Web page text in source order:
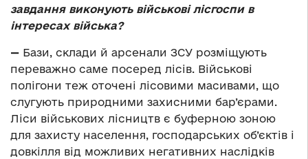
завдання виконують військові лісгоспи в
інтересах війська?
— Бази, склади й арсенали ЗСУ розміщують
переважно саме посеред лісів. Військові
полігони теж оточені лісовими масивами, що
слугують природними захисними бар’єрами.
Ліси військових лісництв є буферною зоною
для захисту населення, господарських об’єктів і
довкілля від можливих негативних наслідків